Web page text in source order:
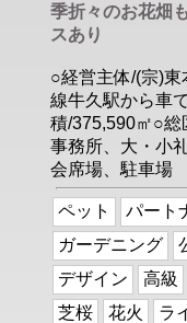
季折々のお花畑
スあり
○経営主体/(宗)
線牛久駅から車
積/375,590㎡○総
事務所、大・小
会席場、駐車場
ペット パート
ガーデニング
デザイン
高級
芝桜
花火 ラ